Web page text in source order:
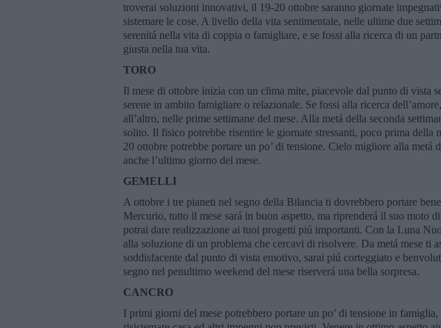
troverai soluzioni innovativi, il 19-20 ottobre saranno giornate
sistemare le cose. A livello della vita sentimentale, nelle ultime due
serenitá nella vita di coppia o famigliare, e se fossi alla ricerca di un
giusta nella tua vita.
TORO
Il mese di ottobre inizia con un clima mite, piacevole dal punto di vista
serene in ambito famigliare o relazionale. Se fossi alla ricerca
all’altro, nelle prime settimane del mese. Alla metá della seconda
solito. Il fisico potrebbe risentire le giornate stressanti, poco prima della
20 ottobre potrebbe portare un po’ di tensione. Cielo migliore alla metá
anche l’ultimo giorno del mese.
GEMELLI
A ottobre i tre pianeti nel segno della Bilancia ti dovrebbero portare
Mercurio, tutto il mese sará in buon aspetto, ma riprenderá il suo moto
potrai dare realizzazione ai tuoi progetti piú importanti. Con la Luna
alla soluzione di un problema che cercavi di risolvere. Da metá mese ti
soddisfacente dal punto di vista emotivo, sarai piú corteggiato e
segno nel penultimo weekend del mese riserverá una bella sorpresa.
CANCRO
I primi giorni del mese potrebbero portare un po’ di tensione in famiglia,